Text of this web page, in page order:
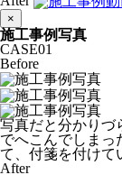
×
施工事例写真
CASE01
Before
写真だと分かりづ
でへこんでしまっ
て、付箋を付けて
After